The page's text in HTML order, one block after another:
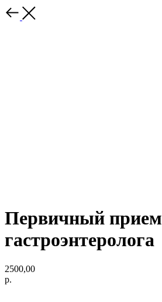
Первичный прием
гастроэнтеролога
2500,00
р.